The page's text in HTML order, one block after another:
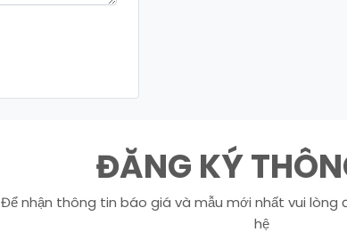
ĐĂNG KÝ
Để nhận thông tin báo giá và mẫu mới nhất vui lòng
hệ